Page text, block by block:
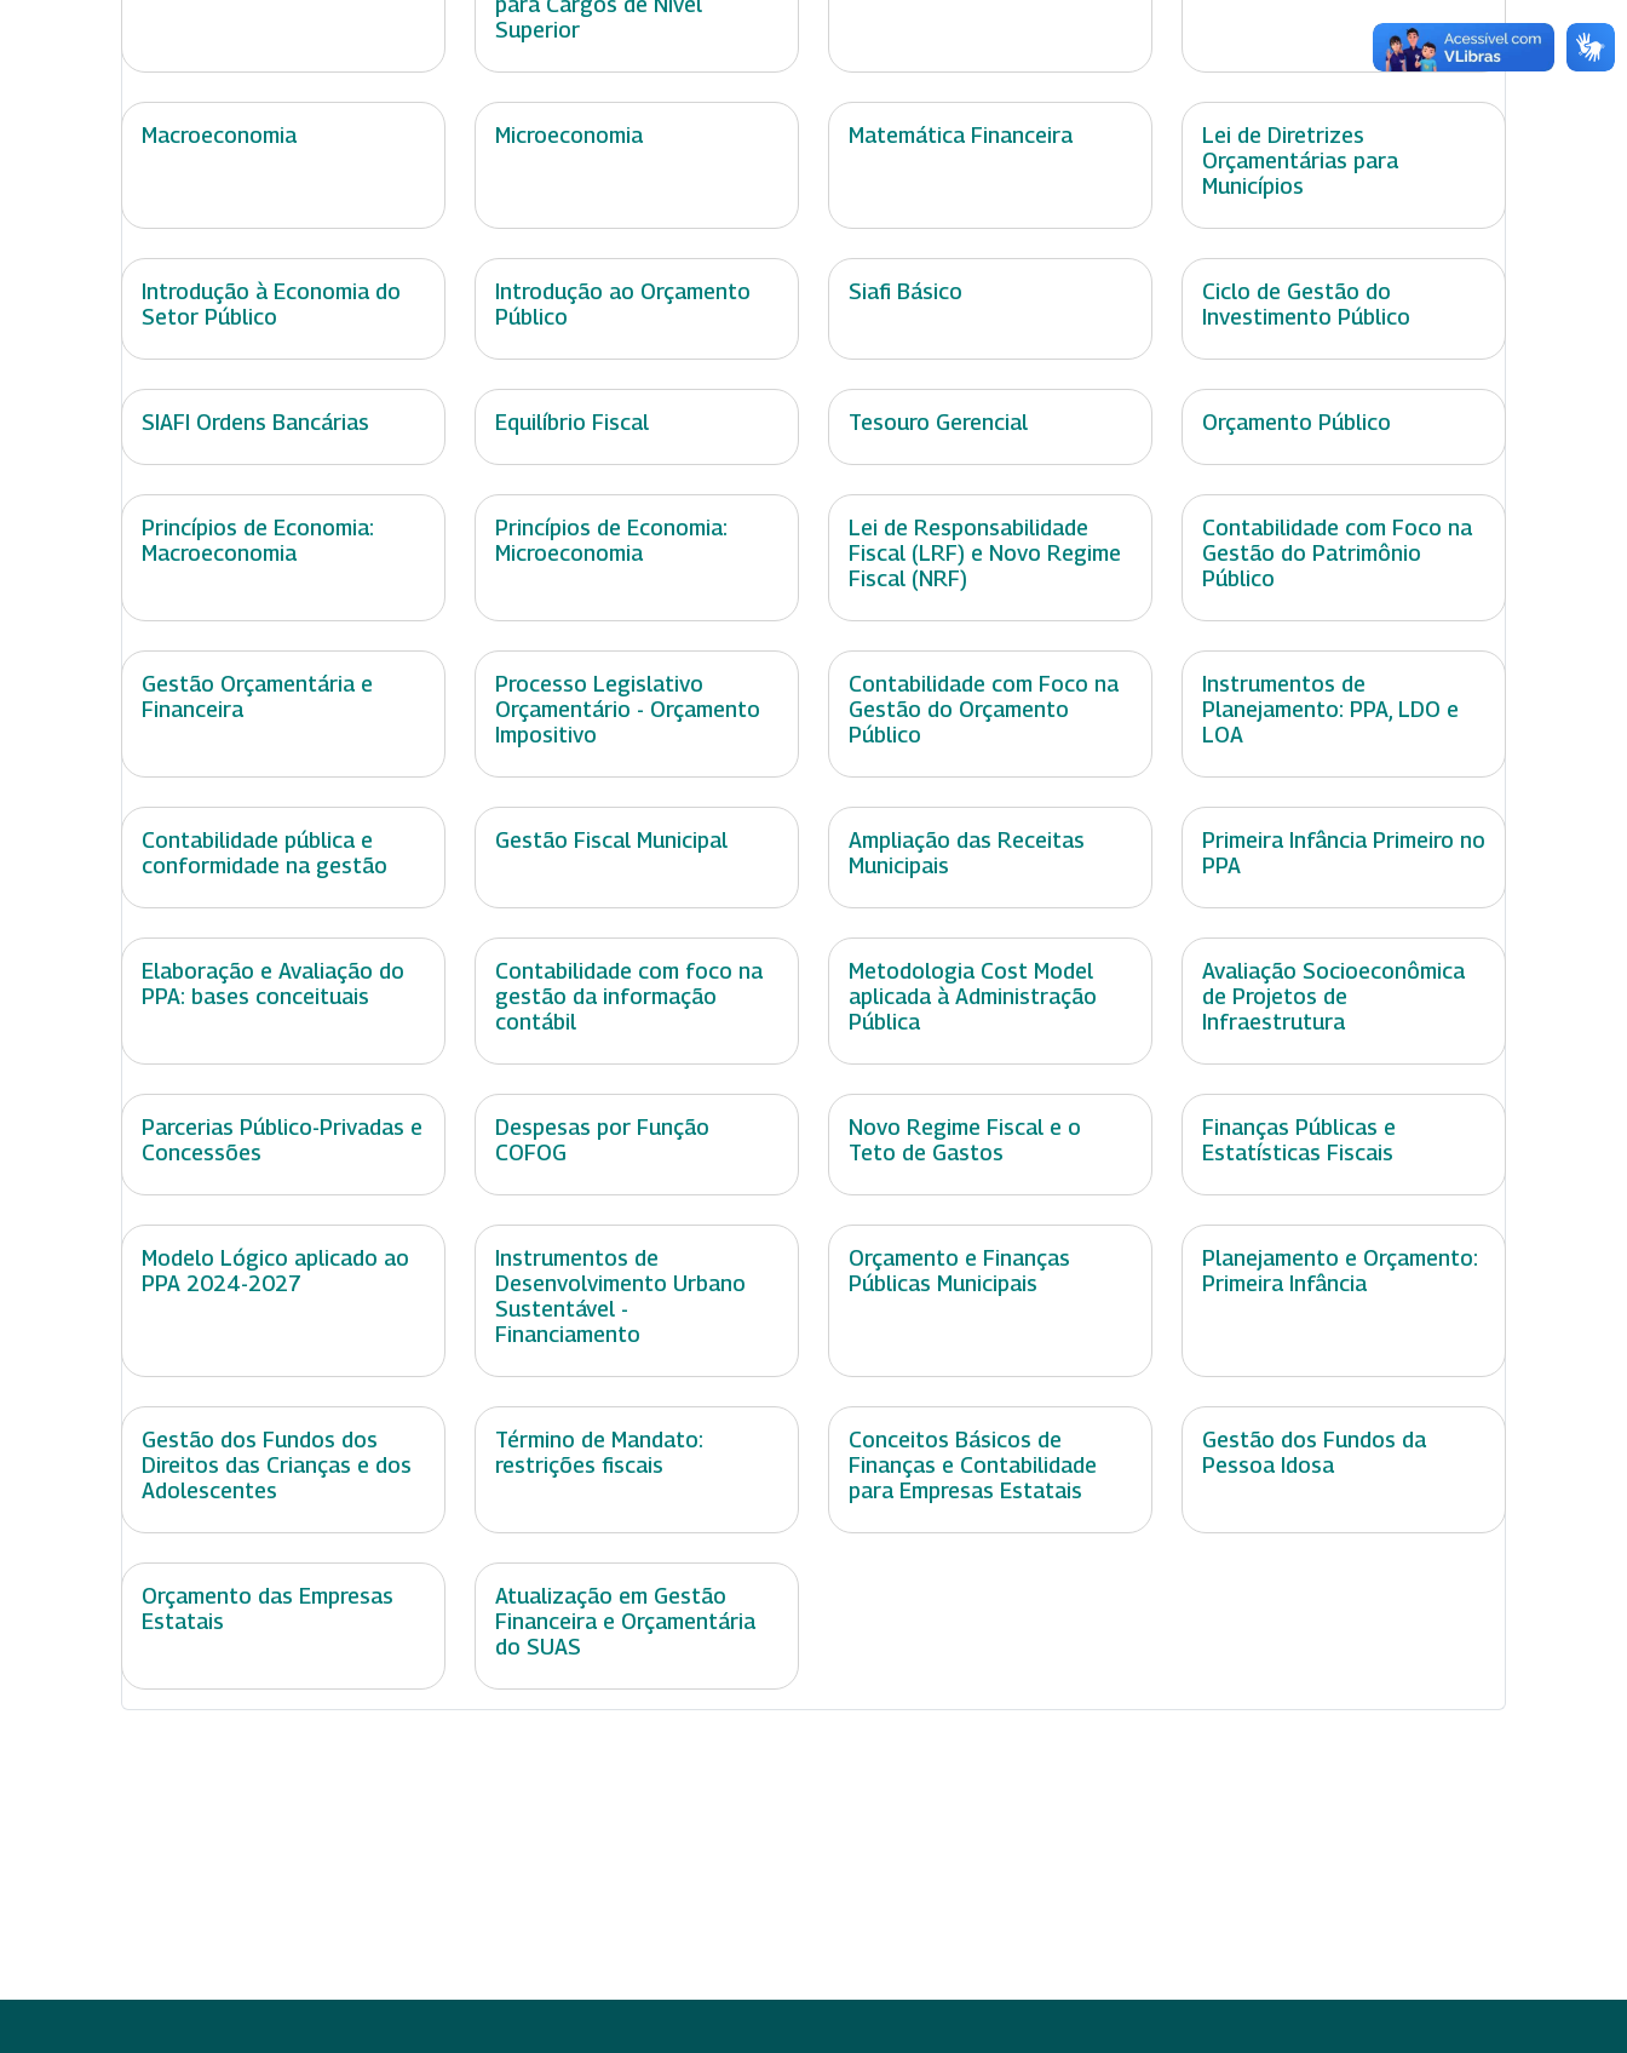
Superior
Macroeconomia Microeconomia Matemática Financeira
Lei de Diretrizes
Orçamentárias para
Municípios
Introdução à Economia do
Setor Público
Introdução ao Orçamento
Público
Siafi Básico
Ciclo de Gestão do
Investimento Público
SIAFI Ordens Bancárias Equilíbrio Fiscal Tesouro Gerencial Orçamento Público
Princípios de Economia:
Macroeconomia
Princípios de Economia:
Microeconomia
Lei de Responsabilidade
Fiscal (LRF) e Novo Regime
Fiscal (NRF)
Contabilidade com Foco na
Gestão do Patrimônio
Público
Gestão Orçamentária e
Financeira
Processo Legislativo
Orçamentário - Orçamento
Impositivo
Contabilidade com Foco na
Gestão do Orçamento
Público
Instrumentos de
Planejamento: PPA, LDO e
LOA
Contabilidade pública e
conformidade na gestão
Gestão Fiscal Municipal
Ampliação das Receitas
Municipais
Primeira Infância Primeiro no
PPA
Elaboração e Avaliação do
PPA: bases conceituais
Contabilidade com foco na
gestão da informação
contábil
Metodologia Cost Model
aplicada à Administração
Pública
Avaliação Socioeconômica
de Projetos de
Infraestrutura
Parcerias Público-Privadas e
Concessões
Despesas por Função
COFOG
Novo Regime Fiscal e o
Teto de Gastos
Finanças Públicas e
Estatísticas Fiscais
Modelo Lógico aplicado ao
PPA 2024-2027
Instrumentos de
Desenvolvimento Urbano
Sustentável -
Financiamento
Orçamento e Finanças
Públicas Municipais
Planejamento e Orçamento:
Primeira Infância
Gestão dos Fundos dos
Direitos das Crianças e dos
Adolescentes
Término de Mandato:
restrições fiscais
Conceitos Básicos de
Finanças e Contabilidade
para Empresas Estatais
Gestão dos Fundos da
Pessoa Idosa
Orçamento das Empresas
Estatais
Atualização em Gestão
Financeira e Orçamentária
do SUAS